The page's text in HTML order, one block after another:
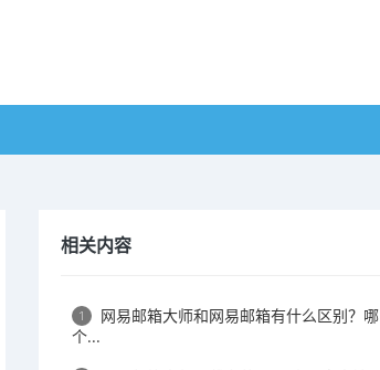
相关内容
1
​网易邮箱大师和网易邮箱有什么区别？哪
个...